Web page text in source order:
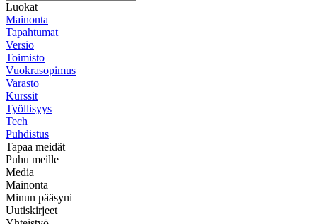
Luokat
Mainonta
Tapahtumat
Versio
Toimisto
Vuokrasopimus
Varasto
Kurssit
Työllisyys
Tech
Puhdistus
Tapaa meidät
Puhu meille
Media
Mainonta
Minun pääsyni
Uutiskirjeet